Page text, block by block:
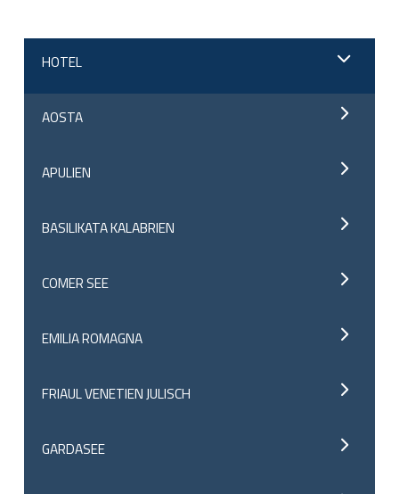
HOTEL
AOSTA
APULIEN
BASILIKATA KALABRIEN
COMER SEE
EMILIA ROMAGNA
FRIAUL VENETIEN JULISCH
GARDASEE